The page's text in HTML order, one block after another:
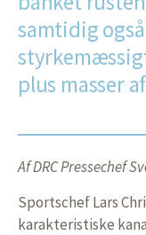
samtidig
plus masser
Af DRC Pressechef
Sportschef Lars
karakteristiske